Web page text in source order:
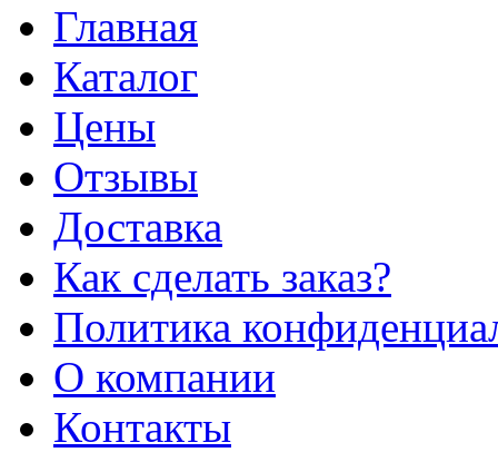
Главная
Каталог
Цены
Отзывы
Доставка
Как сделать заказ?
Политика
О компании
Контакты